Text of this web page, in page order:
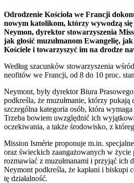
Odrodzenie Kościoła we Francji
nowym katolikom, którzy wywodzą
Neymon, dyrektor stowarzyszenia
jak głosić muzułmanom Ewangelię,
Kościele i towarzyszyć im na drodze
Według szacunków stowarzyszenia
neofitów we Francji, od 8 do 10 proc.
Neymont, były dyrektor Biura
podkreśla, że muzułmanie, którzy
szczególna kategoria osób, która
Trzeba bowiem uwzględnić ich
oczekiwania, a także środowisko, z
Mission Ismérie proponuje m.in.
oraz świeckich zaangażowanych w życie
rozmawiać z muzułmanami i przyjąć ich
Neymont podkreśla, że kapłani i biskupi
tę działalność.